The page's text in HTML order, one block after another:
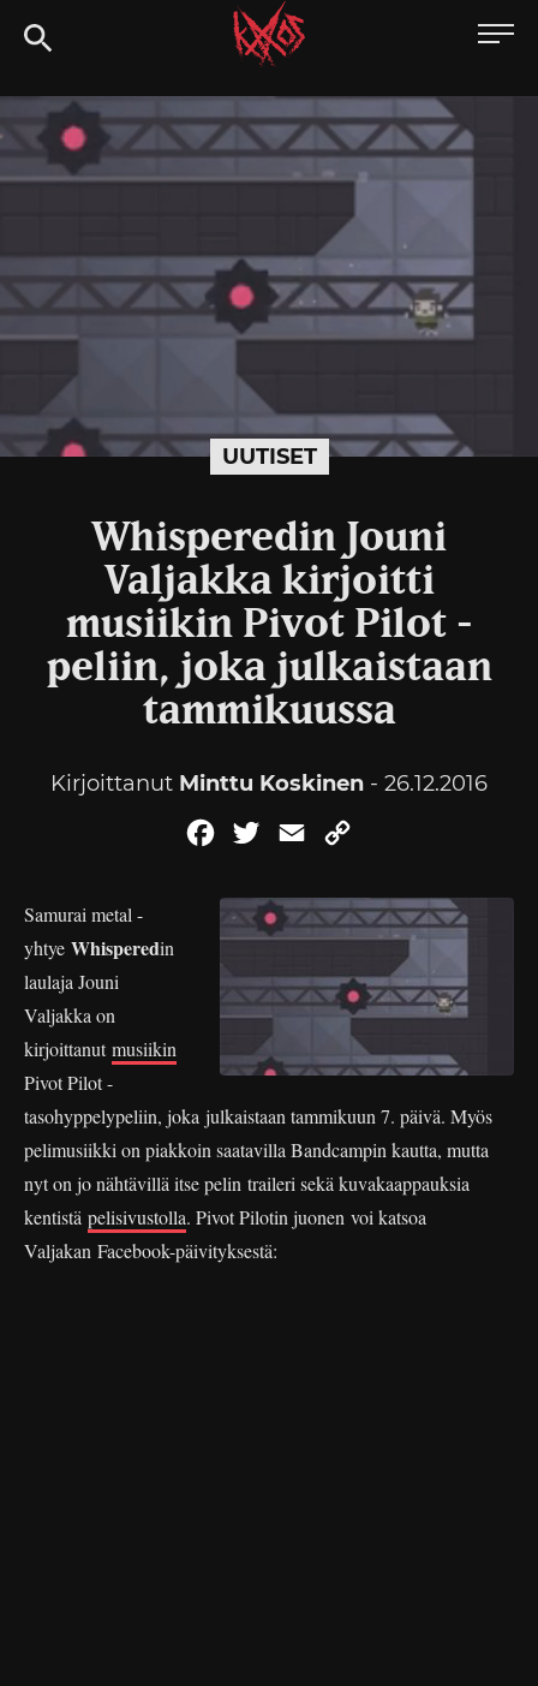
Siirry
suoraan
Kaaoszine
UUTISET
Whisperedin Jouni
Valjakka kirjoitti
musiikin Pivot Pilot -
peliin, joka julkaistaan
tammikuussa
Kirjoittanut Minttu Koskinen - 26.12.2016
FacebookTwitterEmail
Samurai metal -
yhtye Whisperedin
laulaja Jouni
Valjakka on
kirjoittanutmusiikin
Pivot Pilot -
tasohyppelypeliin, joka julkaistaan tammikuun 7. päivä. Myös
pelimusiikki on piakkoin saatavilla Bandcampin kautta, mutta
nyt on jo nähtävillä itse pelin traileri sekä kuvakaappauksia
kentistä pelisivustolla. Pivot Pilotin juonen voi katsoa
Valjakan Facebook-päivityksestä: